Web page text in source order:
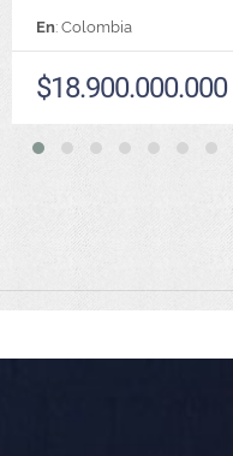
En: Colombia
$18.900.000.000